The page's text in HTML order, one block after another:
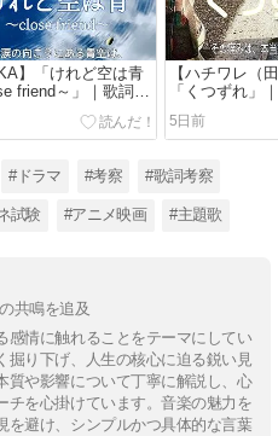
】「けれど空は青
friend～」｜歌詞の
考察！心の雨はいつ
なる
【ハチワレ（
「くつずれ」
を考察！痛み
と喜びに変わる
5日前
#ドラマ #考察 #歌詞考察
試験 #アニメ映画 #主題歌
共鳴を追及
感情に触れることをテーマにしてい
掘り下げ、人生の核心に迫る鋭い見
質や影響について丁寧に解説し、心
チを心掛けています。音楽の魅力を
を避け、シンプルかつ具体的な言葉